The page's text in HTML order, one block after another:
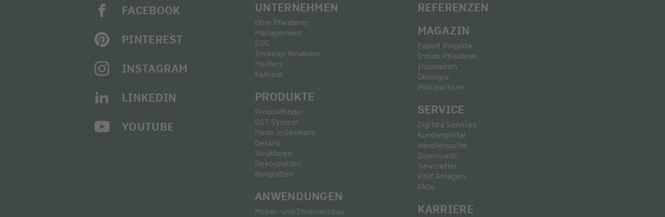
FACEBOOK
PINTEREST
INSTAGRAM
LINKEDIN
YOUTUBE
UNTERNEHMEN
Über Pfleiderer
Management
ESG
Investor Relations
Medien
Karriere
PRODUKTE
Produktfinder
DST-System
Made in Germany
Dekore
Strukturen
Dekorplatten
Rohplatten
ANWENDUNGEN
Möbel- und Innenausbau
REFERENZEN
MAGAZIN
Expert Projekte
Inside Pfleiderer
Inspiration
Ökologie
Praxiswissen
SERVICE
Digitale Services
Kundenportal
Händlersuche
Downloads
Newsletter
KWK Anlagen
FAQs
KARRIERE